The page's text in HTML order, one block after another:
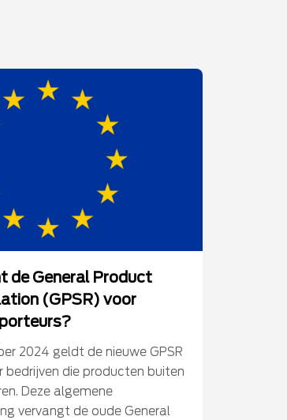
de General Product
(GPSR) voor
2024 geldt de nieuwe GPSR
bedrijven die producten buiten
Deze algemene
vervangt de oude General